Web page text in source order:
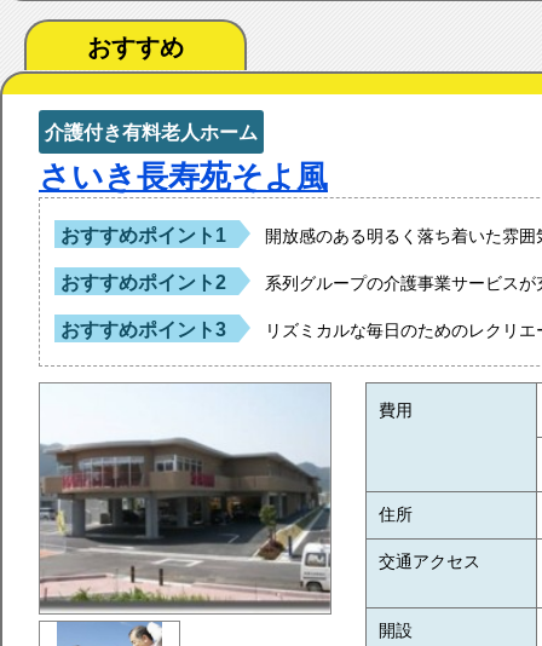
おすすめ
介護付き有料老人ホーム
さいき長寿苑そよ風
おすすめポイント1 開放感のある明るく落ち着いた雰囲
おすすめポイント2 系列グループの介護事業サービスが
おすすめポイント3 リズミカルな毎日のためのレクリ
費用
住所
交通アクセス
開設